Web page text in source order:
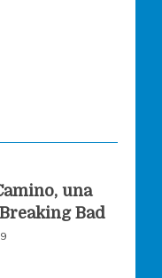
una
Bad